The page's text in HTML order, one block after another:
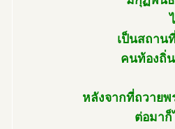
เป็นสถาน
คนท้องถิ่น
หลังจากที่ถวายพ
ต่อมาก็